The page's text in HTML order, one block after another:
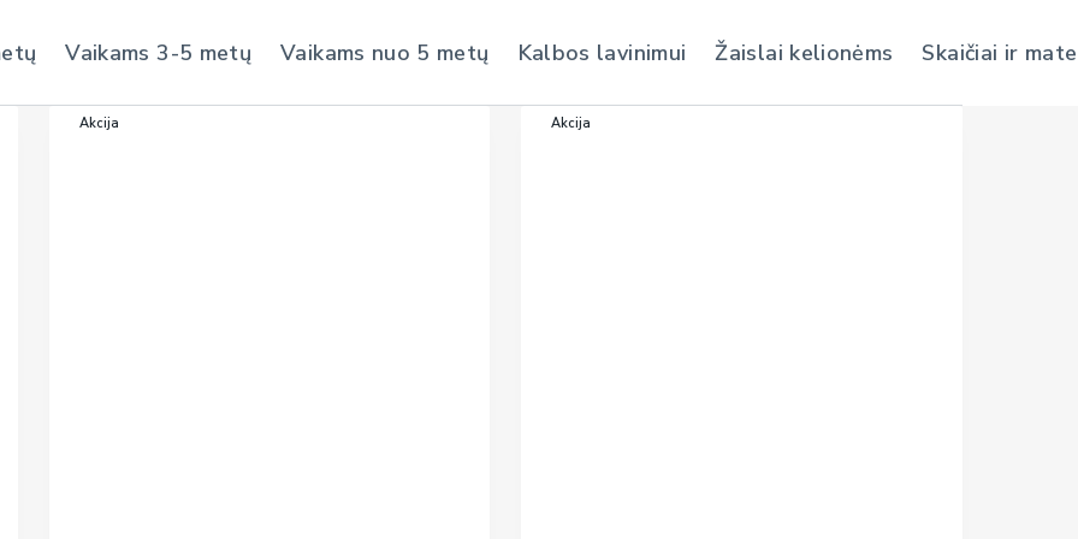
Vaikams 3-5 metų Vaikams nuo 5 metų Kalbos lavinimui Žaislai kelionėms Skaičiai ir
Akcija Akcija